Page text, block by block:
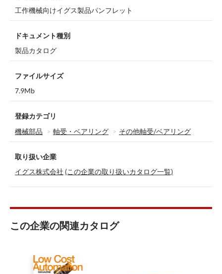
工作機械向けイグス製品パンフレット
ドキュメント種別
製品カタログ
ファイルサイズ
7.9Mb
登録カテゴリ
機械部品
軸受・ベアリング その他軸受/ベアリング
取り扱い企業
イグス株式会社 (この企業の取り扱いカタログ一覧)
この企業の関連カタログ